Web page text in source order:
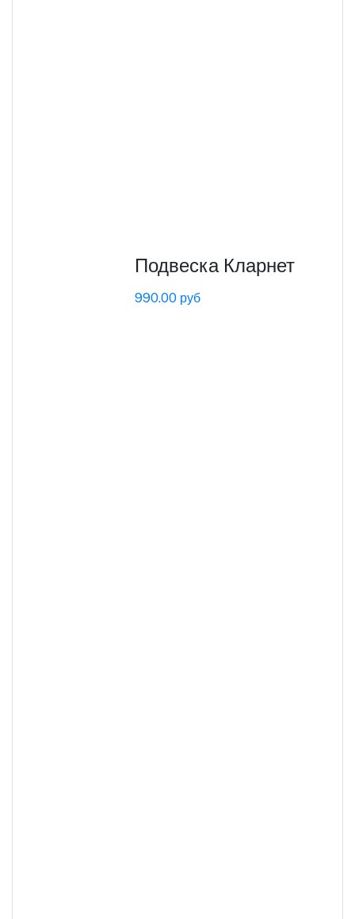
Подвеска Кларнет
990.00 руб